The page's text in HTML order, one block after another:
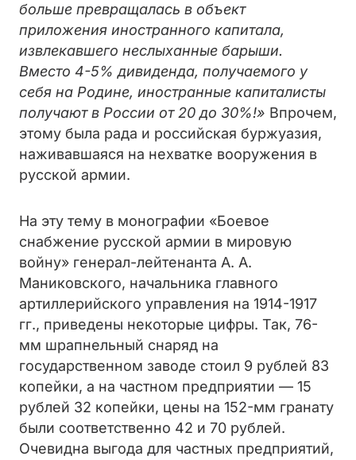
больше превращалась в объект
приложения иностранного капитала,
извлекавшего неслыханные барыши.
Вместо 4-5% дивиденда, получаемого у
себя на Родине, иностранные капиталисты
получают в России от 20 до 30%!» Впрочем,
этому была рада и российская буржуазия,
наживавшаяся на нехватке вооружения в
русской армии.
На эту тему в монографии «Боевое
снабжение русской армии в мировую
войну» генерал-лейтенанта А. А.
Маниковского, начальника главного
артиллерийского управления на 1914-1917
гг., приведены некоторые цифры. Так, 76-
мм шрапнельный снаряд на
государственном заводе стоил 9 рублей 83
копейки, а на частном предприятии — 15
рублей 32 копейки, цены на 152-мм гранату
были соответственно 42 и 70 рублей.
Очевидна выгода для частных предприятий,